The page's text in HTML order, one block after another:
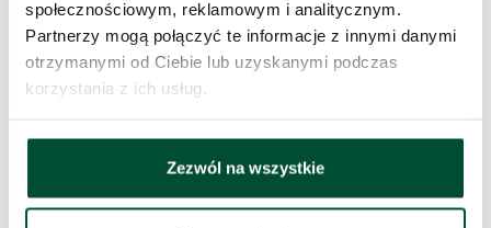
społecznościowym, reklamowym i analitycznym.
Partnerzy mogą połączyć te informacje z innymi danymi
otrzymanymi od Ciebie lub uzyskanymi podczas
korzystania z ich usług.
Zezwól na wszystkie
Skorzystaj z formularza i przekaż naszym doradcom prośbę o
kontakt w sprawie tego mieszkania.